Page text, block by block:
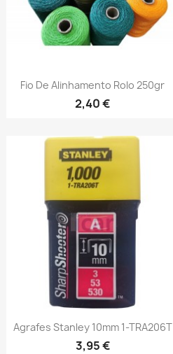
Fio De Alinhamento Rolo 250gr
2,40 €
Vista rápida
Agrafes Stanley 10mm 1-TRA206T
3,95 €
Vista rápida